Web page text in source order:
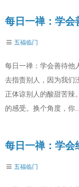
每日一禅：学会
五福临门
每日一禅：学会善待他
去指责别人，因为我们
正体谅别人的酸甜苦辣
的感受。换个角度，你..
每日一禅：学会
五福临门